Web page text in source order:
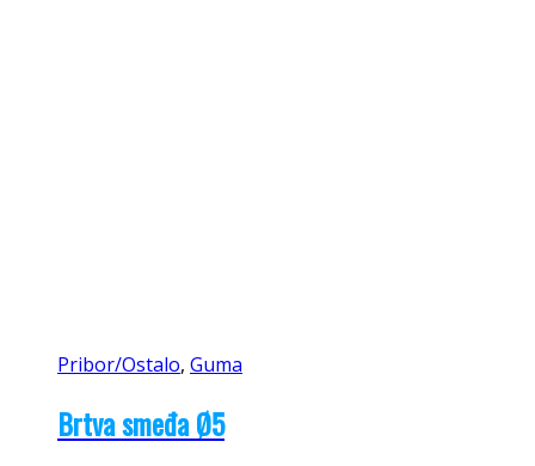
Pribor/Ostalo, Guma
Brtva smeđa Ø5